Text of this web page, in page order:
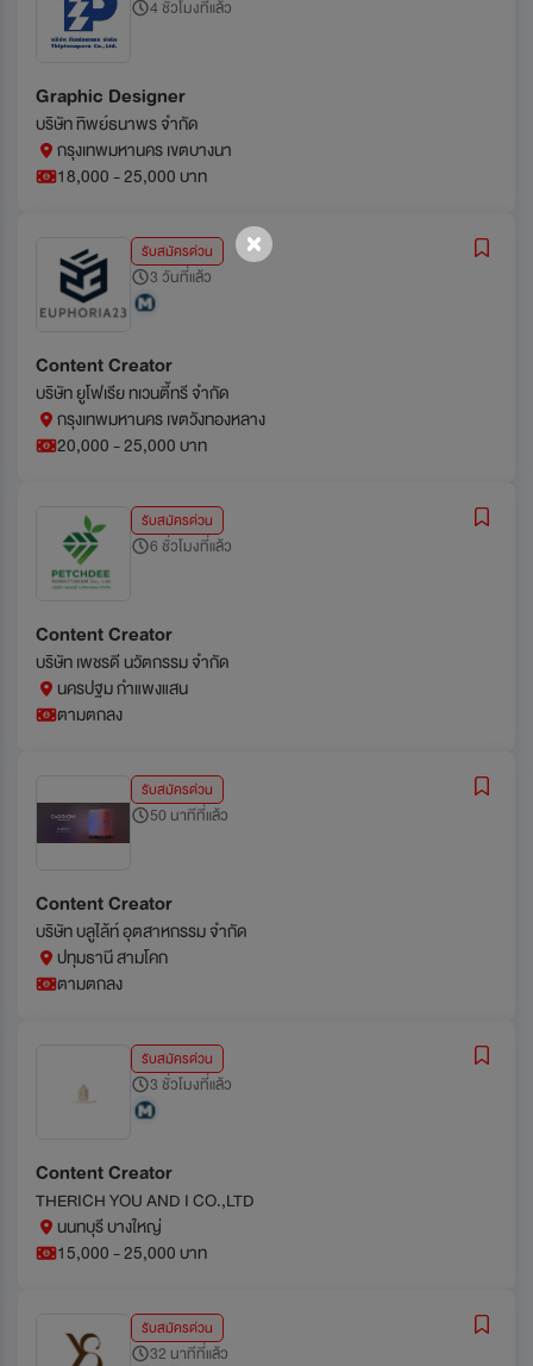
4 ชั่วโมงที่แล้ว
Graphic Designer
บริษัท ทิพย์ธนาพร จำกัด
กรุงเทพมหานคร เขตบางนา
18,000 - 25,000 บาท
รับสมัครด่วน
3 วันที่แล้ว
Content Creator
บริษัท ยูโฟเรีย ทเวนตี้ทรี จำกัด
กรุงเทพมหานคร เขตวังทองหลาง
20,000 - 25,000 บาท
รับสมัครด่วน
6 ชั่วโมงที่แล้ว
Content Creator
บริษัท เพชรดี นวัตกรรม จำกัด
นครปฐม กำแพงแสน
ตามตกลง
รับสมัครด่วน
50 นาทีที่แล้ว
Content Creator
บริษัท บลูไล้ท์ อุตสาหกรรม จำกัด
ปทุมธานี สามโคก
ตามตกลง
รับสมัครด่วน
3 ชั่วโมงที่แล้ว
Content Creator
THERICH YOU AND I CO.,LTD
นนทบุรี บางใหญ่
15,000 - 25,000 บาท
รับสมัครด่วน
32 นาทีที่แล้ว